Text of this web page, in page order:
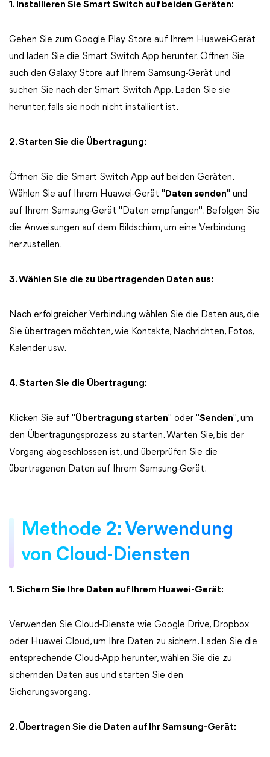
1. Installieren Sie Smart Switch auf beiden Geräten:
Gehen Sie zum Google Play Store auf Ihrem Huawei-Gerät
und laden Sie die Smart Switch App herunter. Öffnen Sie
auch den Galaxy Store auf Ihrem Samsung-Gerät und
suchen Sie nach der Smart Switch App. Laden Sie sie
herunter, falls sie noch nicht installiert ist.
2. Starten Sie die Übertragung:
Öffnen Sie die Smart Switch App auf beiden Geräten.
Wählen Sie auf Ihrem Huawei-Gerät " Daten senden" und
auf Ihrem Samsung-Gerät "Daten empfangen". Befolgen Sie
die Anweisungen auf dem Bildschirm, um eine Verbindung
herzustellen.
3. Wählen Sie die zu übertragenden Daten aus:
Nach erfolgreicher Verbindung wählen Sie die Daten aus, die
Sie übertragen möchten, wie Kontakte, Nachrichten, Fotos,
Kalender usw.
4. Starten Sie die Übertragung:
Klicken Sie auf "Übertragung starten" oder "Senden", um
den Übertragungsprozess zu starten. Warten Sie, bis der
Vorgang abgeschlossen ist, und überprüfen Sie die
übertragenen Daten auf Ihrem Samsung-Gerät.
Methode 2: Verwendung
von Cloud-Diensten
1. Sichern Sie Ihre Daten auf Ihrem Huawei-Gerät:
Verwenden Sie Cloud-Dienste wie Google Drive, Dropbox
oder Huawei Cloud, um Ihre Daten zu sichern. Laden Sie die
entsprechende Cloud-App herunter, wählen Sie die zu
sichernden Daten aus und starten Sie den
Sicherungsvorgang.
2. Übertragen Sie die Daten auf Ihr Samsung-Gerät: